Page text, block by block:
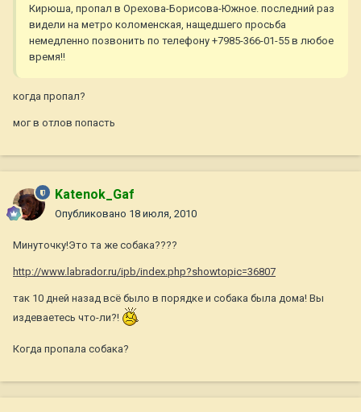
Кирюша, пропал в Орехова-Борисова-Южное. последний раз
видели на метро коломенская, нащедшего просьба
немедленно позвонить по телефону +7985-366-01-55 в любое
время!!
когда пропал?
мог в отлов попасть
Katenok_Gaf
Опубликовано 18 июля, 2010
Минуточку!Это та же собака????
http://www.labrador.ru/ipb/index.php?showtopic=36807
так 10 дней назад всё было в порядке и собака была дома! Вы
издеваетесь что-ли?!
Когда пропала собака?